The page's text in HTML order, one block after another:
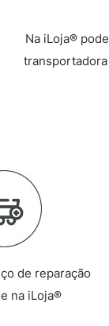
Na iLoja®
de reparação
na iLoja®